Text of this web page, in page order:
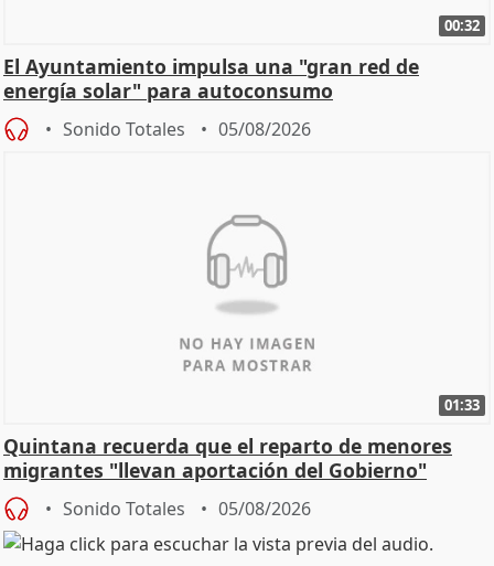
00:32
El Ayuntamiento impulsa una "gran red de
energía solar" para autoconsumo
Sonido Totales 05/08/2026
01:33
Quintana recuerda que el reparto de menores
migrantes "llevan aportación del Gobierno"
central
Sonido Totales 05/08/2026